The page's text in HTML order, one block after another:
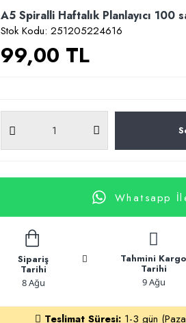
A5 Spiralli Haftalık Planlayıcı 100
Stok Kodu: 251205224616
99,00 TL
Whatsapp
Sipariş
Tarihi
8 Ağu
Tahmini Kargo
Tarihi
9 Ağu
Teslimat Süresi: 1-3 gün